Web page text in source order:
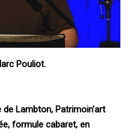
Pouliot.
Lambton, Patrimoin’art
formule cabaret, en